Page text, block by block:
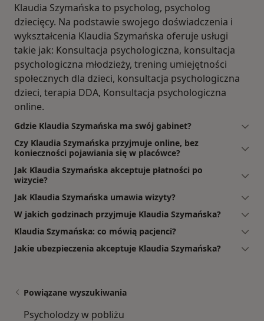
Klaudia Szymańska to psycholog, psycholog
dziecięcy. Na podstawie swojego doświadczenia i
wykształcenia Klaudia Szymańska oferuje usługi
takie jak: Konsultacja psychologiczna, konsultacja
psychologiczna młodzieży, trening umiejętności
społecznych dla dzieci, konsultacja psychologiczna
dzieci, terapia DDA, Konsultacja psychologiczna
online.
Gdzie Klaudia Szymańska ma swój gabinet?
Czy Klaudia Szymańska przyjmuje online, bez
konieczności pojawiania się w placówce?
Jak Klaudia Szymańska akceptuje płatności po
wizycie?
Jak Klaudia Szymańska umawia wizyty?
W jakich godzinach przyjmuje Klaudia Szymańska?
Klaudia Szymańska: co mówią pacjenci?
Jakie ubezpieczenia akceptuje Klaudia Szymańska?
Powiązane wyszukiwania
Psycholodzy w pobliżu